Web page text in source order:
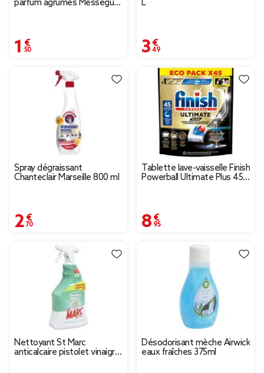
parfum agrumes Mességué
1,50 €
L
3,49 €
Spray dégraissant
Chanteclair Marseille 800 ml
2,70 €
Tablette lave-vaisselle Finish
Powerball Ultimate Plus 45
8,95 €
Nettoyant St Marc
anticalcaire pistolet vinaigre
Désodorisant mèche Airwick
eaux fraîches 375ml